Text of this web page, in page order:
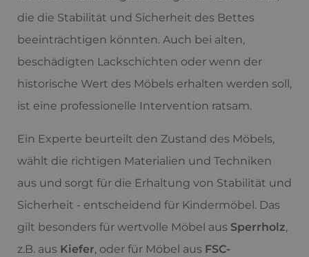
die die Stabilität und Sicherheit des Bettes
beeinträchtigen könnten. Auch bei alten,
beschädigten Lackschichten oder wenn der
historische Wert des Möbels erhalten werden soll,
ist eine professionelle Intervention ratsam.
Ein Experte beurteilt den Zustand des Möbels,
wählt die richtigen Materialien und Techniken
aus und sorgt für die Erhaltung von Stabilität und
Sicherheit - entscheidend für Kindermöbel. Das
gilt besonders für wertvolle Möbel aus Sperrholz,
z.B. aus Kiefer, oder für Möbel aus FSC-